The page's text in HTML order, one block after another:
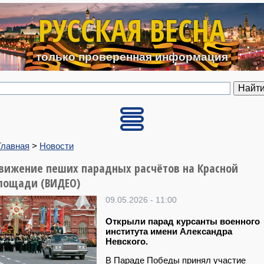
Перейти к основному
РУССКАЯ ВЕСНА
только проверенная информация
> Новости
пеших парадных расчётов на Красной
(ВИДЕО)
09.05.2026 - 11:00
Открыли парад курсанты военного
института имени Александра
Невского.
В Параде Победы принял участие